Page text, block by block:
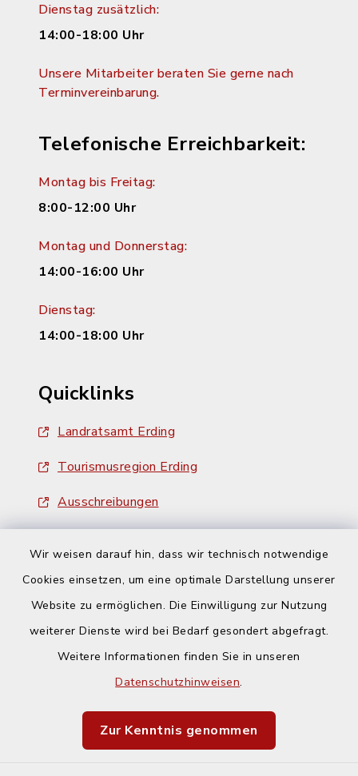
Wir weisen darauf hin, dass wir technisch notwendige
Cookies einsetzen, um eine optimale Darstellung unserer
Website zu ermöglichen. Die Einwilligung zur Nutzung
weiterer Dienste wird bei Bedarf gesondert abgefragt.
Weitere Informationen finden Sie in unseren
Datenschutzhinweisen.
Zur Kenntnis genommen
Dienstag zusätzlich:
14:00-18:00 Uhr
Unsere Mitarbeiter beraten Sie gerne nach
Terminvereinbarung.
Telefonische Erreichbarkeit:
Montag bis Freitag:
8:00-12:00 Uhr
Montag und Donnerstag:
14:00-16:00 Uhr
Dienstag:
14:00-18:00 Uhr
Quicklinks
Landratsamt Erding
Tourismusregion Erding
Ausschreibungen
Barrierefreiheit
Impressum